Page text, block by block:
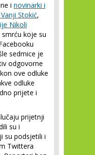
i novinarki i
Stokić,
Nikoli
koje su
sedmice je
odgovorne
ove odluke
odluke
prijete i
prijetnji
su i
su podsjetili i
Twittera